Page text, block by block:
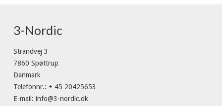
3-Nordic
Strandvej 3
7860 Spøttrup
Danmark
Telefonnr.: + 45 20425653
E-mail : info@3-nordic.dk